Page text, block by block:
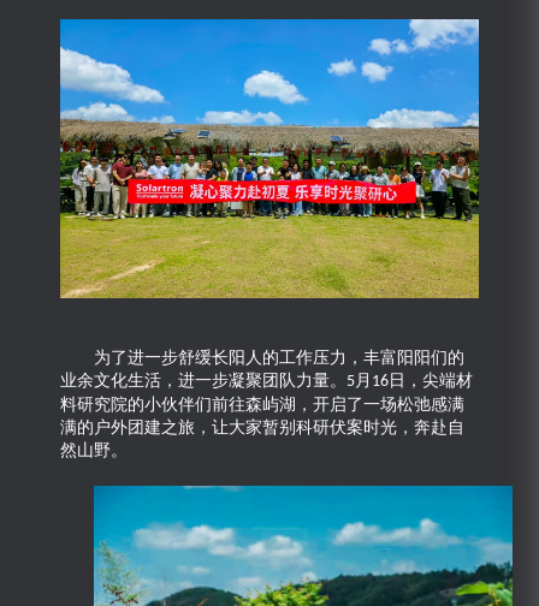
为了进一步舒缓长阳人的工作压力，丰富阳阳们的
业余文化生活，进一步凝聚团队力量。 5月 16 日，尖端材
料研究院的小伙伴们前往森屿湖，开启了一场松弛感满
满的户外团建之旅，让大家暂别科研伏案时光，奔赴自
然山野。